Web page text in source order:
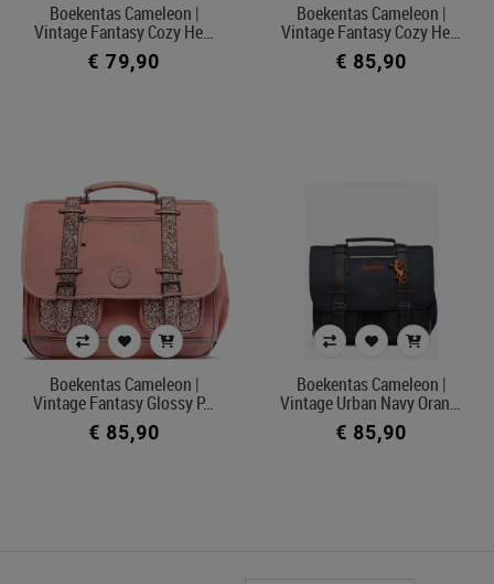
Boekentas Cameleon |
Vintage Fantasy Cozy He…
€ 79,90
Boekentas Cameleon |
Vintage Fantasy Cozy He…
€ 85,90
Boekentas Cameleon |
Vintage Fantasy Glossy P…
€ 85,90
Boekentas Cameleon |
Vintage Urban Navy Oran…
€ 85,90